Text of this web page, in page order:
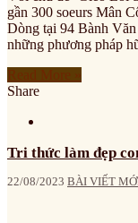
gần 300 soeurs Mân
Dòng tại 94 Bành Văn
những phương pháp
Share
Tri thức làm đẹp
22/08/2023 BÀI VIẾT